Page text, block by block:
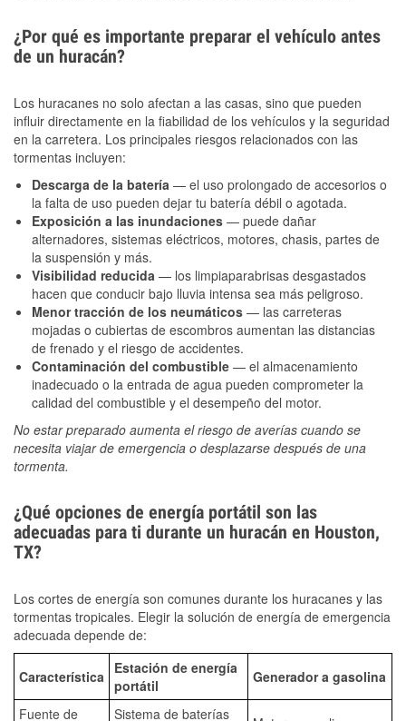
¿Por qué es importante preparar el vehículo antes
de un huracán?
Los huracanes no solo afectan a las casas, sino que pueden
influir directamente en la fiabilidad de los vehículos y la seguridad
en la carretera. Los principales riesgos relacionados con las
tormentas incluyen:
Descarga de la batería — el uso prolongado de accesorios o
la falta de uso pueden dejar tu batería débil o agotada.
Exposición a las inundaciones — puede dañar
alternadores, sistemas eléctricos, motores, chasis, partes de
la suspensión y más.
Visibilidad reducida — los limpiaparabrisas desgastados
hacen que conducir bajo lluvia intensa sea más peligroso.
Menor tracción de los neumáticos — las carreteras
mojadas o cubiertas de escombros aumentan las distancias
de frenado y el riesgo de accidentes.
Contaminación del combustible — el almacenamiento
inadecuado o la entrada de agua pueden comprometer la
calidad del combustible y el desempeño del motor.
No estar preparado aumenta el riesgo de averías cuando se
necesita viajar de emergencia o desplazarse después de una
tormenta.
¿Qué opciones de energía portátil son las
adecuadas para ti durante un huracán en Houston,
TX?
Los cortes de energía son comunes durante los huracanes y las
tormentas tropicales. Elegir la solución de energía de emergencia
adecuada depende de:
Característica
Estación de energía
portátil
Generador a gasolina
Fuente de Sistema de baterías